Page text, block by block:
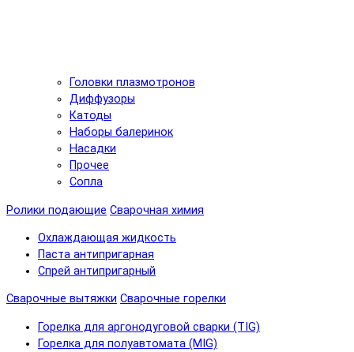
Головки плазмотронов
Диффузоры
Катоды
Наборы балеринок
Насадки
Прочее
Сопла
Ролики подающие Сварочная химия
Охлаждающая жидкость
Паста антипригарная
Спрей антипригарный
Сварочные вытяжки Сварочные горелки
Горелка для аргонодуговой сварки (TIG)
Горелка для полуавтомата (MIG)